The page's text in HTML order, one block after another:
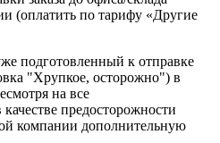
(оплатить по тарифу «Другие
подготовленный к отправке
"Хрупкое, осторожно") в
на все
предосторожности
компании дополнительную